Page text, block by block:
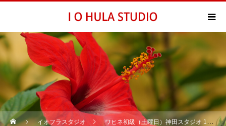
イオフラスタジオ ワヒネ初級（土曜日）神田スタジオ 13:00